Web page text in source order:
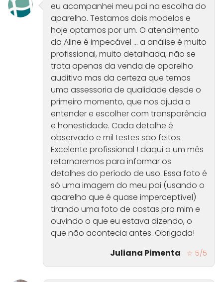
eu acompanhei meu pai na escolha do
aparelho. Testamos dois modelos e
hoje optamos por um. O atendimento
da Aline é impecável ... a análise é muito
profissional, muito detalhada, não se
trata apenas da venda de aparelho
auditivo mas da certeza que temos
uma assessoria de qualidade desde o
primeiro momento, que nos ajuda a
entender e escolher com transparência
e honestidade. Cada detalhe é
observado e mil testes são feitos.
Excelente profissional ! daqui a um mês
retornaremos para informar os
detalhes do período de uso. Essa foto é
só uma imagem do meu pai (usando o
aparelho que é quase imperceptível)
tirando uma foto de costas pra mim e
ouvindo o que eu estava dizendo, o
que não acontecia antes. Obrigada!
Juliana Pimenta
☆ 5/5